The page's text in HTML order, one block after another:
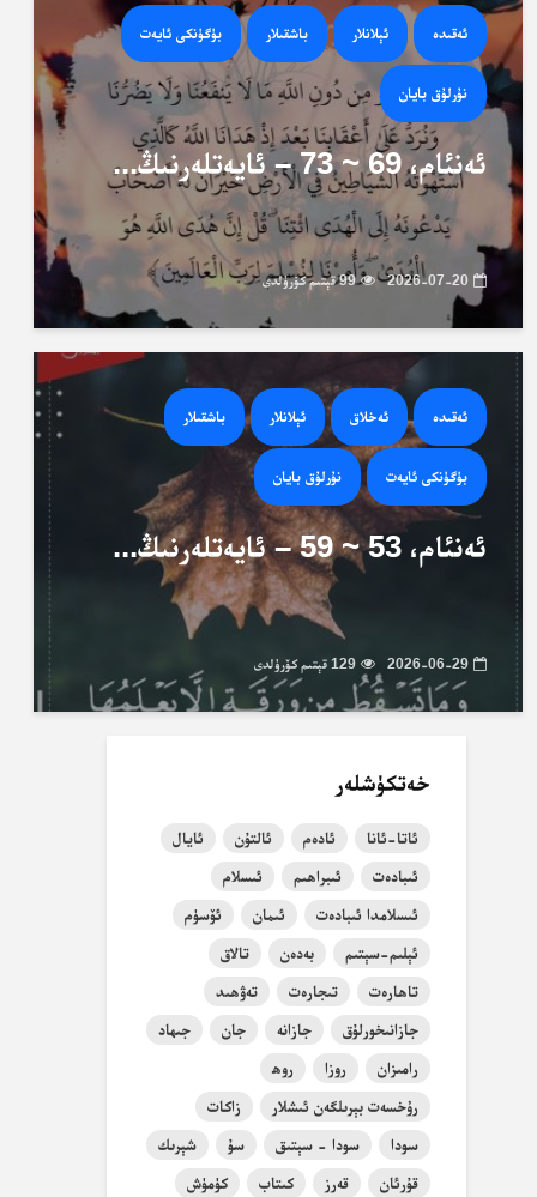
ئەقىدە ئېلانلار باشقىلار بۈگۈنكى ئايەت
نۇرلۇق بايان
ئەنئام، 69 ~ 73 – ئايەتلەرنىڭ...
2026-07-20 99 قېتىم كۆرۈلدى
ئەقىدە ئەخلاق ئېلانلار باشقىلار
بۈگۈنكى ئايەت نۇرلۇق بايان
ئەنئام، 53 ~ 59 – ئايەتلەرنىڭ...
2026-06-29 129 قېتىم كۆرۈلدى
خەتكۈشلەر
ئاتا-ئانا ئادەم ئالتۇن
ئايال
ئىبادەت
ئىبراھىم
ئىسلام
ئىسلامدا ئىبادەت
ئىمان
ئۆسۈم
ئېلىم-سېتىم
بەدەن
تالاق
تاھارەت
تىجارەت
تەۋھىد
جازانىخورلۇق
جازانە جان
جىھاد
رامىزان
روزا
روھ
رۇخسەت بېرىلگەن ئىشلار
زاكات
سودا
سودا - سېتىق سۇ
شېرىك
قۇرئان
قەرز كىتاب
كۈمۈش